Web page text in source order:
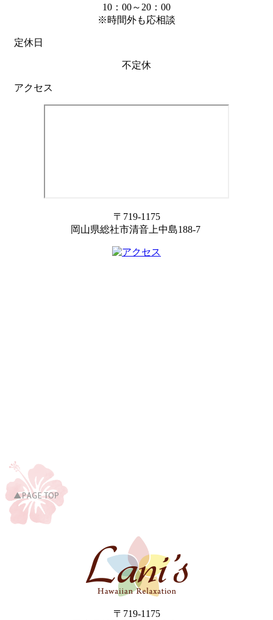
10：00～20：00
※時間外も応相談
定休日
不定休
アクセス
〒719-1175
岡山県総社市清音上中島188-7
〒719-1175